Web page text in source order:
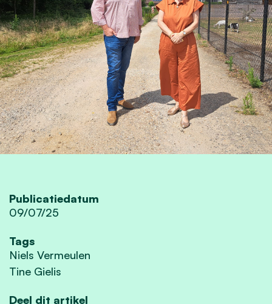
Publicatiedatum
09/07/25
Tags
Niels Vermeulen
Tine Gielis
Deel dit artikel